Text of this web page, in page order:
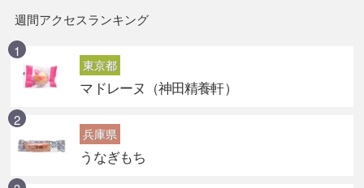
週間アクセスランキング
東京都
マドレーヌ（神田精養軒）
兵庫県
うなぎもち